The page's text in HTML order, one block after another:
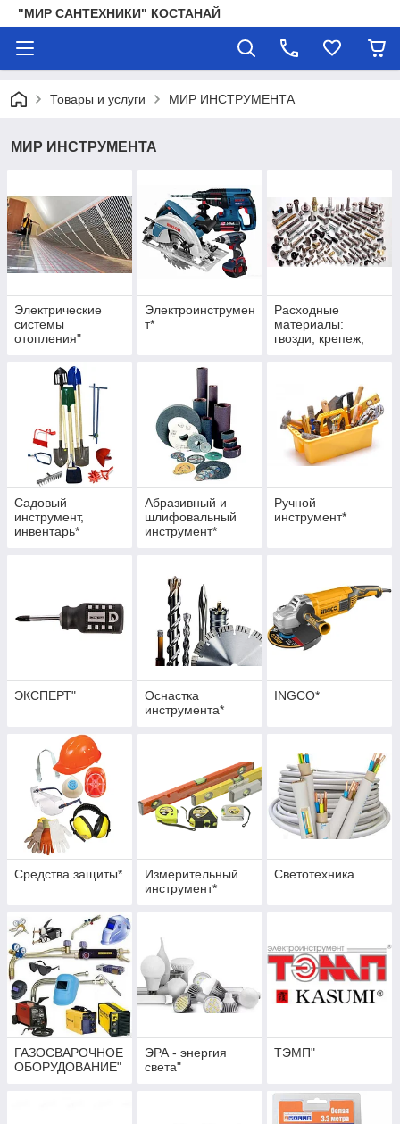
"МИР САНТЕХНИКИ" КОСТАНАЙ
Товары и услуги МИР ИНСТРУМЕНТА
МИР ИНСТРУМЕНТА
Электрические
системы
отопления"
Электроинструмен
т*
Расходные
материалы:
гвозди, крепеж,
Садовый
инструмент,
инвентарь*
Абразивный и
шлифовальный
инструмент*
Ручной
инструмент*
ЭКСПЕРТ"
Оснастка
инструмента*
INGCO*
Средства защиты*
Измерительный
инструмент*
Светотехника
ГАЗОСВАРОЧНОЕ
ОБОРУДОВАНИЕ"
ЭРА - энергия
света"
ТЭМП"